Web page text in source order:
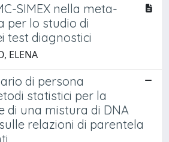
SIMEX nella meta-
per lo studio di
test diagnostici
ELENA
di persona
statistici per la
di una mistura di DNA
relazioni di parentela